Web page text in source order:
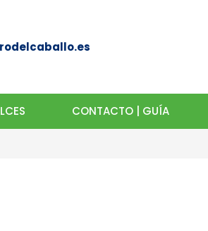
CONTACTO | GUÍA